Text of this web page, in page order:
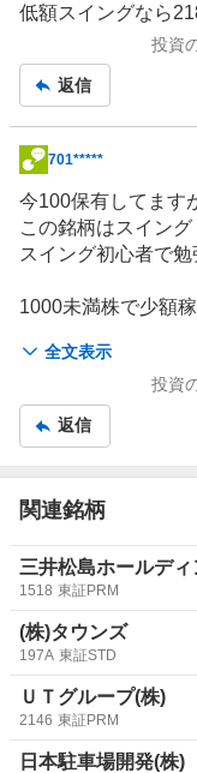
記
低額スイングなら
投資
返信
掲
示
板
記
701*****
全文表示
今100保有してます
この銘柄はスイン
スイング初心者で勉
1000未満株で少額
投資
返信
関連銘柄
三井松島ホールデ
1518 東証PRM
(株)タウンズ
197A 東証STD
ＵＴグループ(株)
2146 東証PRM
日本駐車場開発(株)